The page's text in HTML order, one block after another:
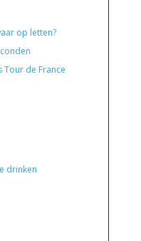
op letten?
Tour de France
drinken